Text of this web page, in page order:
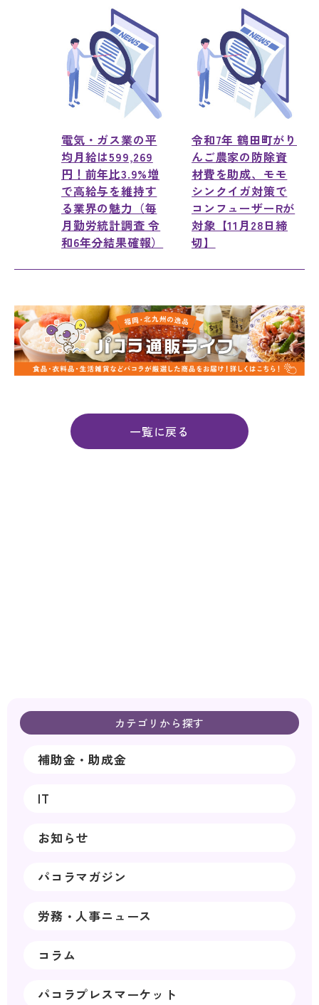
電気・ガス業の平
均月給は599,269
円！前年比3.9%増
で高給与を維持す
る業界の魅力（毎
月勤労統計調査 令
和6年分結果確報）
令和7年 鶴田町がり
んご農家の防除資
材費を助成、モモ
シンクイガ対策で
コンフューザーRが
対象【11月28日締
切】
一覧に戻る
カテゴリから探す
補助金・助成金
IT
お知らせ
パコラマガジン
労務・人事ニュース
コラム
パコラプレスマーケット